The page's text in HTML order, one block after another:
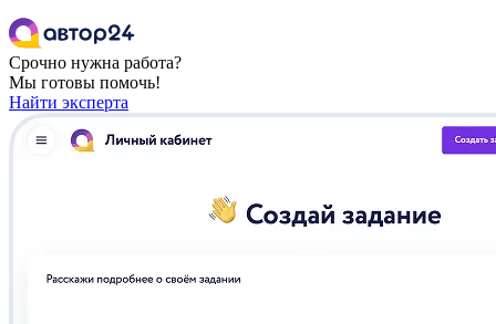
Срочно нужна работа?
Мы готовы помочь!
Найти эксперта